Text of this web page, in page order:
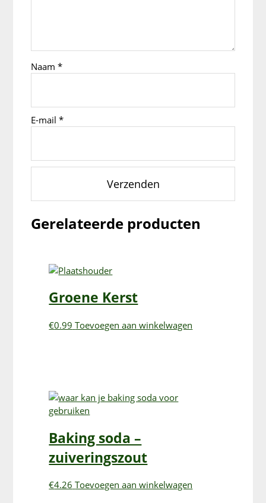
Naam*
E-mail*
Gerelateerde producten
Groene Kerst
€0.99 Toevoegen aan winkelwagen
Baking soda –
zuiveringszout
€4.26 Toevoegen aan winkelwagen